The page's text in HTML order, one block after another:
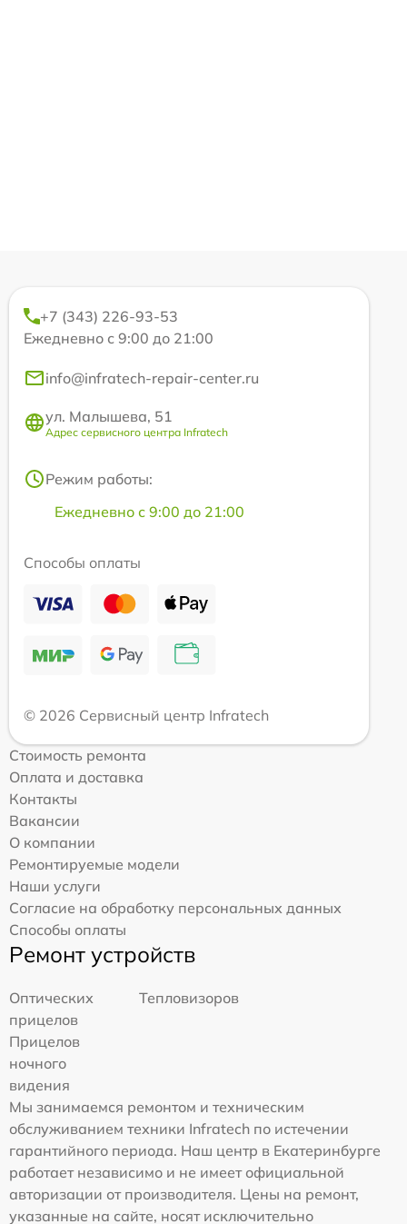
+7 (343) 226-93-53
Ежедневно с 9:00 до 21:00
info@infratech-repair-center.ru
ул. Малышева, 51
Адрес сервисного центра Infratech
Режим работы:
Ежедневно с 9:00 до 21:00
Способы оплаты
© 2026 Сервисный центр Infratech
Стоимость ремонта
Оплата и доставка
Контакты
Вакансии
О компании
Ремонтируемые модели
Наши услуги
Согласие на обработку персональных данных
Способы оплаты
Ремонт устройств
Оптических
прицелов
Тепловизоров
Прицелов
ночного
видения
Мы занимаемся ремонтом и техническим
обслуживанием техники Infratech по истечении
гарантийного периода. Наш центр в Екатеринбурге
работает независимо и не имеет официальной
авторизации от производителя. Цены на ремонт,
указанные на сайте, носят исключительно